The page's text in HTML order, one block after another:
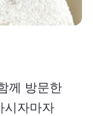
께 방문한
시자마자